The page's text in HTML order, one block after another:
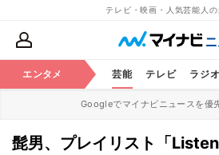
テレビ・映画・人気芸能人の
エンタメ 芸能 テレビ ラジオ
Googleでマイナビニュースを優
髭男、プレイリスト「